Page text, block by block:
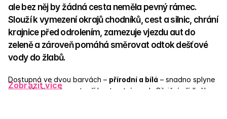
ale bez něj by žádná cesta neměla pevný rámec.
Slouží k vymezení okrajů chodníků, cest a silnic, chrání
krajnice před odrolením, zamezuje vjezdu aut do
zeleně a zároveň pomáhá směrovat odtok dešťové
vody do žlabů.
Dostupná ve dvou barvách – přírodní a bílá – snadno splyne
s prostředím nebo vytvoří kontrastní prvek. Silniční přídlažba
Zobrazit více